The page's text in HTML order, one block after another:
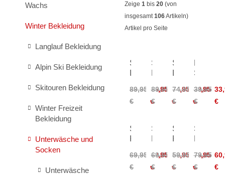
Wachs
Winter Bekleidung
Langlauf Bekleidung
Alpin Ski Bekleidung
Skitouren Bekleidung
Winter Freizeit
Bekleidung
Unterwäsche und
Socken
Unterwäsche
Zeige 1 bis 20 (von
insgesamt106Artikeln)
Artikel pro Seite
Schöffel
89,95
€
75,95
€
Schöffel
Women
89,95
€
75,95
€
Schöffel
Luterra
Women
74,95
€
62,95
€
Sport
Top
Women
39,95
€
€
Schöffel
Konera
69,95
€
52,95
€
Schöffel
Konera
Women
69,95
€
52,95
€
Schöffel
Konera
Women
59,95
€
45,95
€
Schöffel
Women
79,95
€
€